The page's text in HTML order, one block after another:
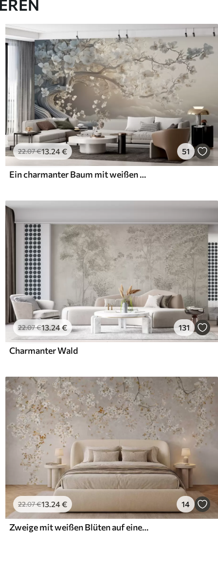
22.07€13.24€ 51
Ein charmanter Baum mit weißen Blüten vor dem Hintergrund der Wolken in einem interessanten Stil in zarten warmen Farben
22.07€13.24€ 131
Charmanter Wald
22.07€13.24€ 14
Zweige mit weißen Blüten auf einem sanften beigen Hintergrund